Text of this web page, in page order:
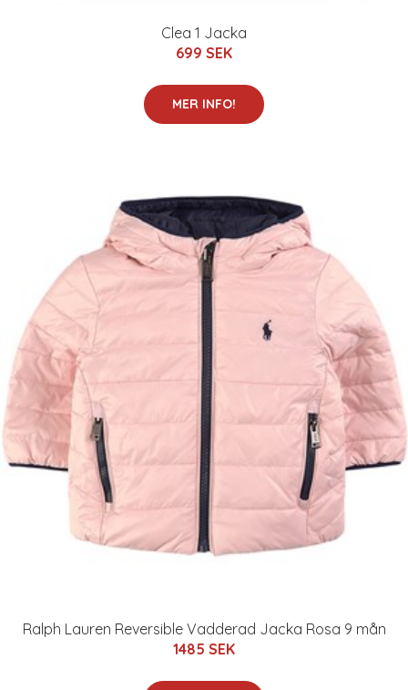
Clea 1 Jacka
699 SEK
MER INFO!
Ralph Lauren Reversible Vadderad Jacka Rosa 9 mån
1485 SEK